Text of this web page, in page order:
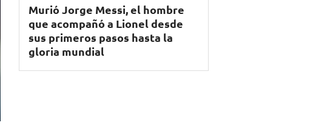
Murió Jorge Messi, el hombre
que acompañó a Lionel desde
sus primeros pasos hasta la
gloria mundial